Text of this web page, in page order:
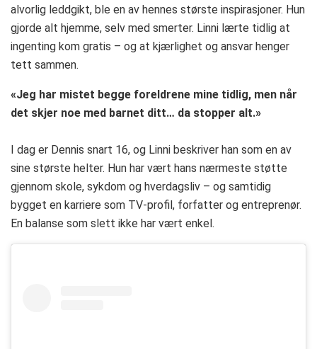
alvorlig leddgikt, ble en av hennes største inspirasjoner. Hun
gjorde alt hjemme, selv med smerter. Linni lærte tidlig at
ingenting kom gratis – og at kjærlighet og ansvar henger
tett sammen.
«Jeg har mistet begge foreldrene mine tidlig, men når
det skjer noe med barnet ditt… da stopper alt.»
I dag er Dennis snart 16, og Linni beskriver han som en av
sine største helter. Hun har vært hans nærmeste støtte
gjennom skole, sykdom og hverdagsliv – og samtidig
bygget en karriere som TV-profil, forfatter og entreprenør.
En balanse som slett ikke har vært enkel.